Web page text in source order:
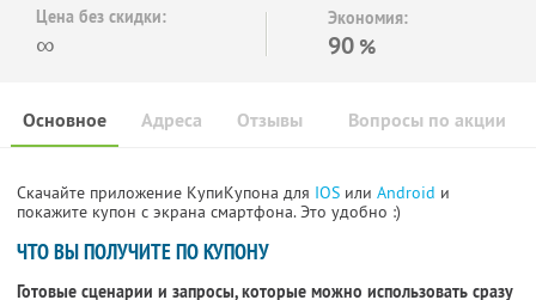
Цена без скидки:
∞
Экономия:
90 %
Основное Отзывы Вопросы по акции
Адреса
Скачайте приложение КупиКупона для IOS или Android и
покажите купон с экрана смартфона. Это удобно :)
ЧТО ВЫ ПОЛУЧИТЕ ПО КУПОНУ
Готовые сценарии и запросы, которые можно использовать сразу